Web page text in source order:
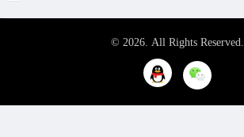
© 2026. All Rights Reserved.